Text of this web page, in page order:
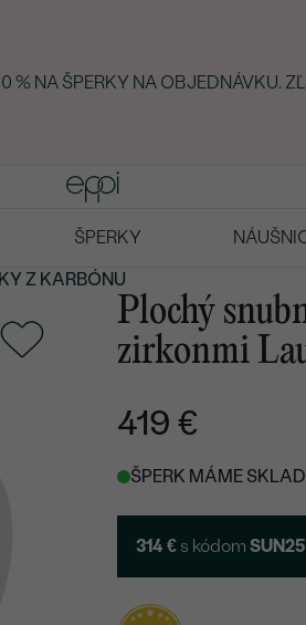
% NA ŠPERKY NA OBJEDNÁVKU.
ŠPERKY
Z KARBÓNU
Plochý
zirkonmi
419 €
ŠPERK MÁME
314 € s kódomSUN25